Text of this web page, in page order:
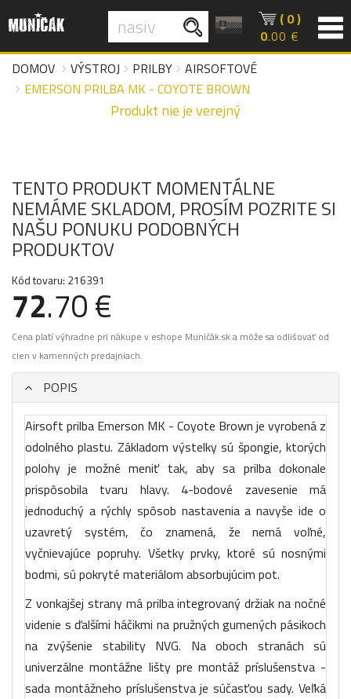
( 0 )
0.00 €
DOMOV
VÝSTROJ PRILBY
AIRSOFTOVÉ
EMERSON PRILBA MK - COYOTE BROWN
Produkt nie je verejný
TENTO PRODUKT MOMENTÁLNE
NEMÁME SKLADOM, PROSÍM POZRITE SI
NAŠU PONUKU PODOBNÝCH
PRODUKTOV
Kód tovaru: 216391
72.70 €
Cena platí výhradne pri nákupe v eshope Muničák.sk a môže sa odlišovať od
cien v kamenných predajniach.
POPIS
Airsoft prilba Emerson MK - Coyote Brown je vyrobená z
odolného plastu. Základom výstelky sú špongie, ktorých
polohy je možné meniť tak, aby sa prilba dokonale
prispôsobila tvaru hlavy. 4-bodové zavesenie má
jednoduchý a rýchly spôsob nastavenia a navyše ide o
uzavretý systém, čo znamená, že nemá voľné,
vyčnievajúce popruhy. Všetky prvky, ktoré sú nosnými
bodmi, sú pokryté materiálom absorbujúcim pot.
Z vonkajšej strany má prilba integrovaný držiak na nočné
videnie s ďalšími háčikmi na pružných gumených pásikoch
na zvýšenie stability NVG. Na oboch stranách sú
univerzálne montážne lišty pre montáž príslušenstva -
sada montážneho príslušenstva je súčasťou sady. Veľká